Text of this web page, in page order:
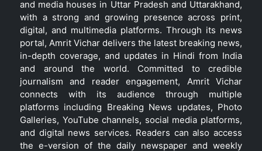
and media houses in Uttar Pradesh and Uttarakhand,
with a strong and growing presence across print,
digital, and multimedia platforms. Through its news
portal, Amrit Vichar delivers the latest breaking news,
in-depth coverage, and updates in Hindi from India
and around the world. Committed to credible
journalism and reader engagement, Amrit Vichar
connects with its audience through multiple
platforms including Breaking News updates, Photo
Galleries, YouTube channels, social media platforms,
and digital news services. Readers can also access
the e-version of the daily newspaper and weekly